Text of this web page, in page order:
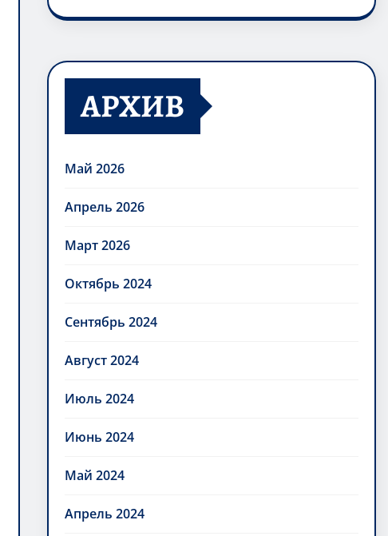
АРХИВ
Май 2026
Апрель 2026
Март 2026
Октябрь 2024
Сентябрь 2024
Август 2024
Июль 2024
Июнь 2024
Май 2024
Апрель 2024